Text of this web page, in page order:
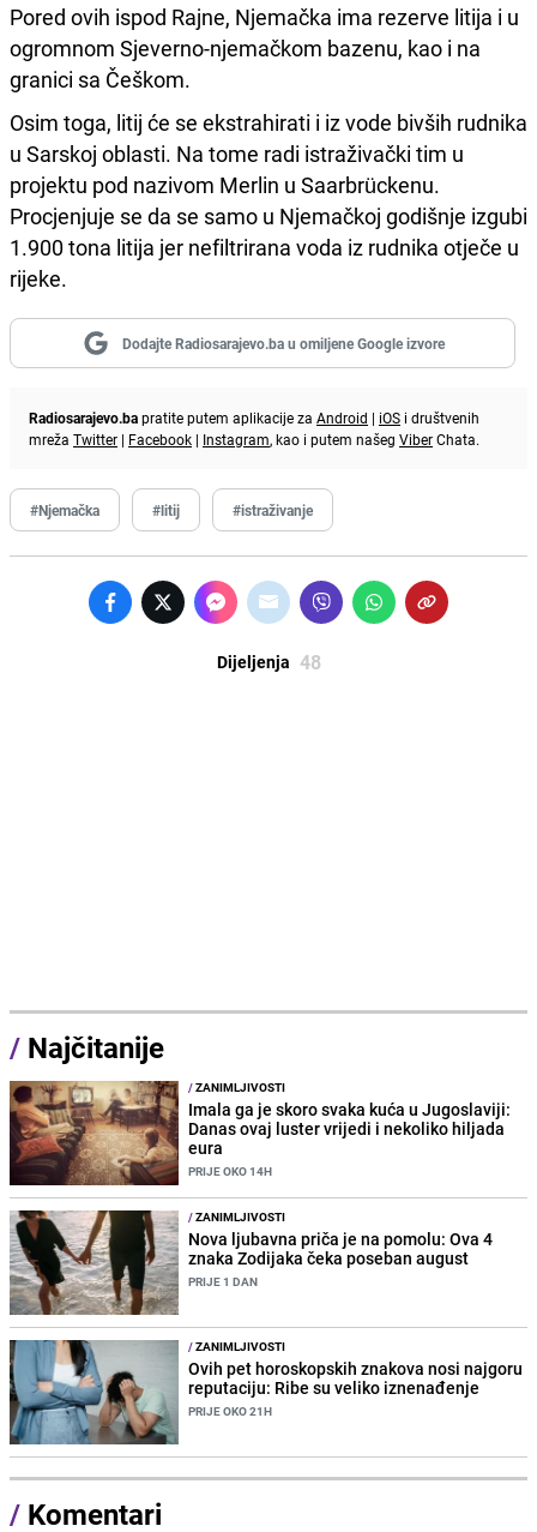
Pored ovih ispod Rajne, Njemačka ima rezerve litija i u
ogromnom Sjeverno-njemačkom bazenu, kao i na
granici sa Češkom.
Osim toga, litij će se ekstrahirati i iz vode bivših rudnika
u Sarskoj oblasti. Na tome radi istraživački tim u
projektu pod nazivom Merlin u Saarbrückenu.
Procjenjuje se da se samo u Njemačkoj godišnje izgubi
1.900 tona litija jer nefiltrirana voda iz rudnika otječe u
rijeke.
Dodajte Radiosarajevo.ba u omiljene Google izvore
Radiosarajevo.bapratite putem aplikacije za Android | iOS i društvenih
mreža Twitter | Facebook | Instagram, kao i putem našeg ViberChata.
#Njemačka #litij #istraživanje
Dijeljenja 48
/ Najčitanije
/ZANIMLJIVOSTI
Imala ga je skoro svaka kuća u Jugoslaviji:
Danas ovaj luster vrijedi i nekoliko hiljada
eura
PRIJE OKO 14H
/ZANIMLJIVOSTI
Nova ljubavna priča je na pomolu: Ova 4
znaka Zodijaka čeka poseban august
PRIJE 1 DAN
/ZANIMLJIVOSTI
Ovih pet horoskopskih znakova nosi najgoru
reputaciju: Ribe su veliko iznenađenje
PRIJE OKO 21H
/ Komentari